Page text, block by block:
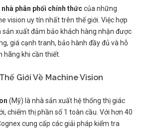
nhà phân phối chính thứccủa những
vision uy tín nhất trên thế giới. Việc hợp
xuất đảm bảo khách hàng nhận được
giá cạnh tranh, bảo hành đầy đủ và hỗ
khi cần thiết.
Giới Về Machine Vision
(Mỹ) là nhà sản xuất hệ thống thị giác
chiếm thị phần số 1 toàn cầu. Với hơn 40
cung cấp các giải pháp kiểm tra